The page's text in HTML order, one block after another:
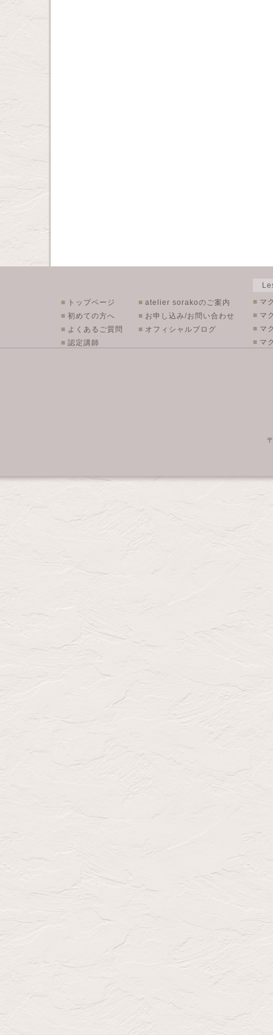
■ トップページ
■ 初めての方へ
■ よくあるご質問
■ 認定講師
■ atelier sorakoのご案内
■ お申し込み/お問い合わせ
■ オフィシャルブログ
■ マ
■ マ
■ マ
■ マ